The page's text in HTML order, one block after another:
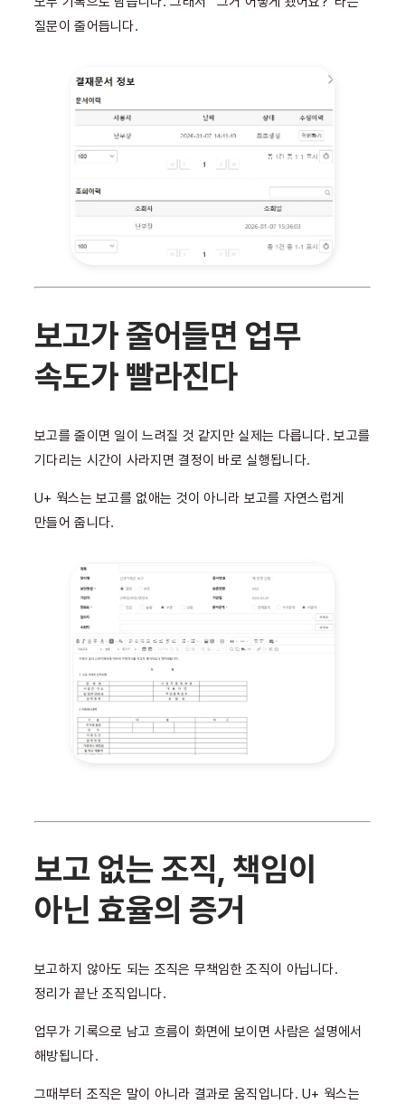
질문이 줄어듭니다.
보고가 줄어들면 업무
속도가 빨라진다
보고를 줄이면 일이 느려질 것 같지만 실제는 다릅니다. 보고를
기다리는 시간이 사라지면 결정이 바로 실행됩니다.
U+ 웍스는 보고를 없애는 것이 아니라 보고를 자연스럽게
만들어 줍니다.
보고 없는 조직, 책임이
아닌 효율의 증거
보고하지 않아도 되는 조직은 무책임한 조직이 아닙니다.
정리가 끝난 조직입니다.
업무가 기록으로 남고 흐름이 화면에 보이면 사람은 설명에서
해방됩니다.
그때부터 조직은 말이 아니라 결과로 움직입니다. U+ 웍스는